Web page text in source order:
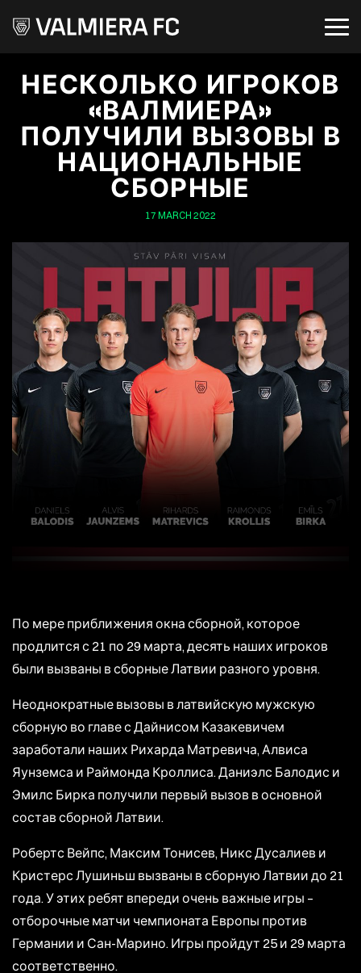
НЕСКОЛЬКО ИГРОКОВ
«ВАЛМИЕРА»
ПОЛУЧИЛИ ВЫЗОВЫ В
НАЦИОНАЛЬНЫЕ
СБОРНЫЕ
17 MARCH 2022
По мере приближения окна сборной, которое
продлится с 21 по 29 марта, десять наших игроков
были вызваны в сборные Латвии разного уровня.
Неоднократные вызовы в латвийскую мужскую
сборную во главе с Дайнисом Казакевичем
заработали наших Рихарда Матревича, Алвиса
Яунземса и Раймонда Кроллиса. Даниэлс Балодис и
Эмилс Бирка получили первый вызов в основной
состав сборной Латвии.
Робертс Вейпс, Максим Тонисев, Никс Дусалиев и
Кристерс Лушиньш вызваны в сборную Латвии до 21
года. У этих ребят впереди очень важные игры –
отборочные матчи чемпионата Европы против
Германии и Сан-Марино. Игры пройдут 25 и 29 марта
соответственно.